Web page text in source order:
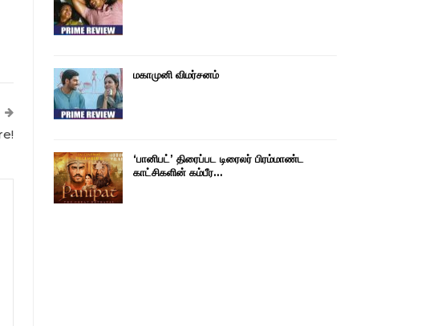
மகாமுனி விமர்சனம்
‘பானிபட்’ திரைப்பட டிரைலர் பிரம்மாண்ட
காட்சிகளின் கம்பீர…